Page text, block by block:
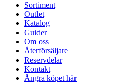
Sortiment
Outlet
Katalog
Guider
Om oss
Återförsäljare
Reservdelar
Kontakt
Ångra köpet här